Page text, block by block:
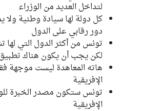
لتداخل العديد من الوزراء
كل دولة لها سيادة وطنية ولا
دور رقابي على الدول
تونس من أكثر الدول التي
لكن يجب أن يكون هناك تطبيق
هاته المعاهدة ليست موجهة
الإفريقية
تونس ستكون مصدر الخبرة
الإفريقية